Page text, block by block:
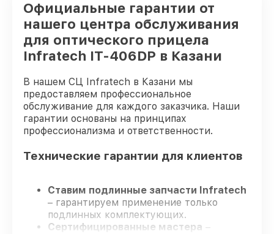
Официальные гарантии от
нашего центра обслуживания
для оптического прицела
Infratech IT-406DP в Казани
В нашем СЦ Infratech в Казани мы
предоставляем профессиональное
обслуживание для каждого заказчика. Наши
гарантии основаны на принципах
профессионализма и ответственности.
Технические гарантии для клиентов
Ставим подлинные запчасти Infratech
– гарантируем применение только
подлинных комплектующих.
Сертифицированные мастера –